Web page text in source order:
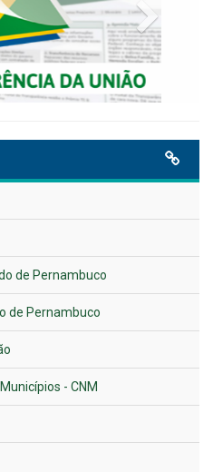
de junho de 2026
– 2026
de maio de 2026
VER TODAS NOTÍCIAS